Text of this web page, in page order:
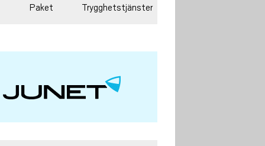
Paket Trygghetstjänster